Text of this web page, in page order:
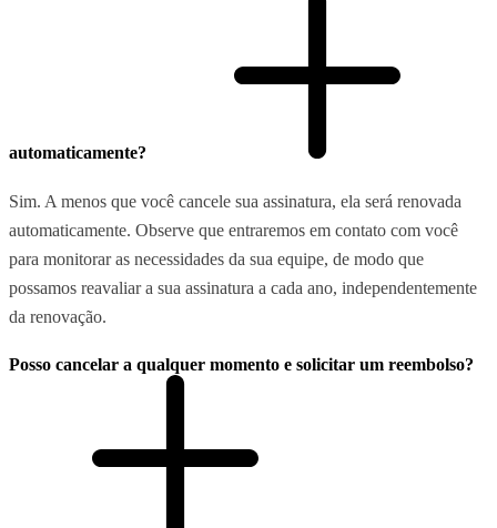
automaticamente?
Sim. A menos que você cancele sua assinatura, ela será renovada
automaticamente. Observe que entraremos em contato com você
para monitorar as necessidades da sua equipe, de modo que
possamos reavaliar a sua assinatura a cada ano, independentemente
da renovação.
Posso cancelar a qualquer momento e solicitar um reembolso?